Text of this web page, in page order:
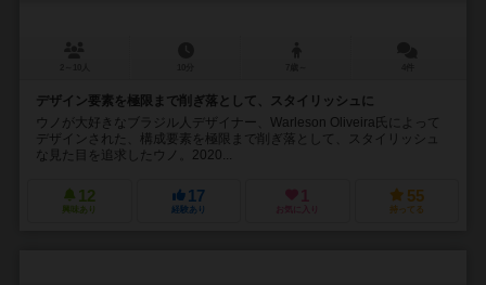
デザイン要素を極限まで削ぎ落として、スタイリッシュに
ウノが大好きなブラジル人デザイナー、Warleson Oliveira氏によって
デザインされた、構成要素を極限まで削ぎ落として、スタイリッシュ
な見た目を追求したウノ。2020...
12
興味あり
17
経験あり
1
お気に入り
55
持ってる